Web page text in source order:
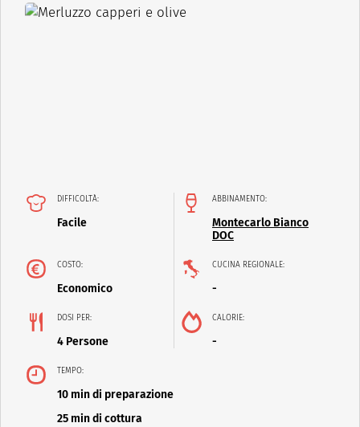
DIFFICOLTÀ:
Facile
ABBINAMENTO:
Montecarlo Bianco
DOC
COSTO:
Economico
CUCINA REGIONALE:
-
DOSI PER:
4 Persone
CALORIE:
-
TEMPO:
10 min di preparazione
25 min di cottura